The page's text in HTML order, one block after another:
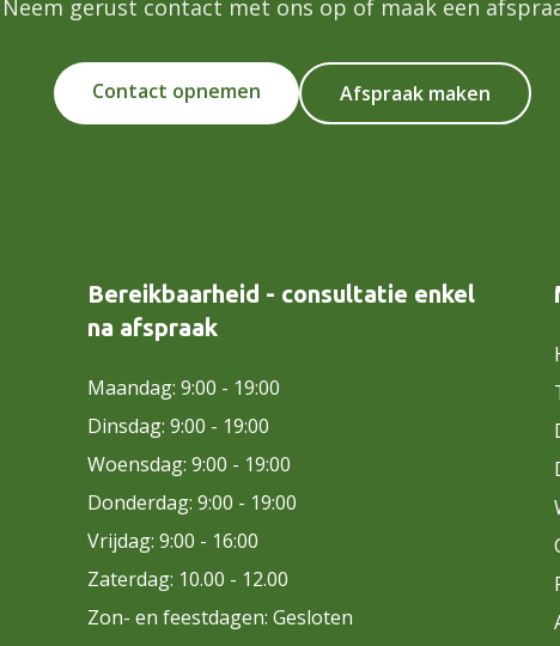
Neem gerust contact met ons op of maak een
Contact opnemen Afspraak maken
Bereikbaarheid - consultatie enkel
na afspraak
Maandag: 9:00 - 19:00
Dinsdag: 9:00 - 19:00
Woensdag: 9:00 - 19:00
Donderdag: 9:00 - 19:00
Vrijdag: 9:00 - 16:00
Zaterdag: 10.00 - 12.00
Zon- en feestdagen: Gesloten